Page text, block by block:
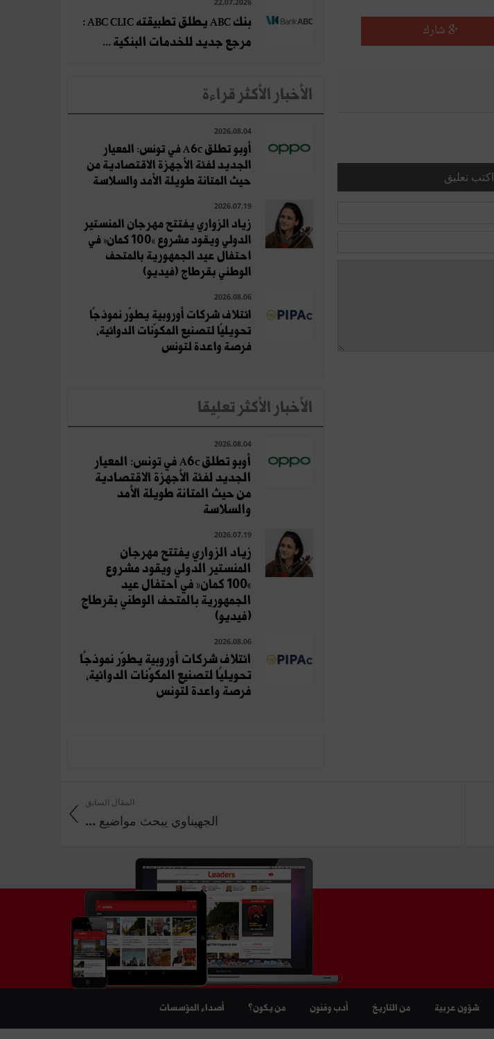
شارك
اكتب تعليق
22.07.2026
بنك ABC يطلق تطبيقته ABC CLIC :
مرجع جديد للخدمات البنكية ...
الأخبار الأكثر قراءة
2026.08.04
أوبو تطلق A6c في تونس: المعيار
الجديد لفئة الأجهزة الاقتصادية من
حيث المتانة طويلة الأمد والسلاسة
2026.07.19
زياد الزواري يفتتح مهرجان المنستير
الدولي ويقود مشروع «100 كمان» في
احتفال عيد الجمهورية بالمتحف
الوطني بقرطاج (فيديو)
2026.08.06
ائتلاف شركات أوروبية يطوّر نموذجًا
تحويليًا لتصنيع المكوّنات الدوائية،
فرصة واعدة لتونس
الأخبار الأكثر تعلِيقا
2026.08.04
أوبو تطلق A6c في تونس: المعيار
الجديد لفئة الأجهزة الاقتصادية
من حيث المتانة طويلة الأمد
والسلاسة
2026.07.19
زياد الزواري يفتتح مهرجان
المنستير الدولي ويقود مشروع
«100 كمان» في احتفال عيد
الجمهورية بالمتحف الوطني بقرطاج
(فيديو)
2026.08.06
ائتلاف شركات أوروبية يطوّر نموذجًا
تحويليًا لتصنيع المكوّنات الدوائية،
فرصة واعدة لتونس
المقال السابق
الجهيناوي يبحث مواضيع ...
شؤون عربية من التاريخ أدب وفنون من يكون؟ أصداء المؤسسات